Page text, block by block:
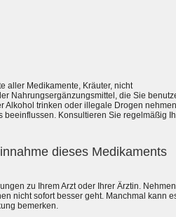
aller Medikamente, Kräuter, nicht
Nahrungsergänzungsmittel, die Sie
Alkohol trinken oder illegale Drogen
beeinflussen. Konsultieren Sie regelmäßig
dieses Medikaments
zu Ihrem Arzt oder Ihrer Ärztin.
nicht sofort besser geht. Manchmal kann
bemerken.